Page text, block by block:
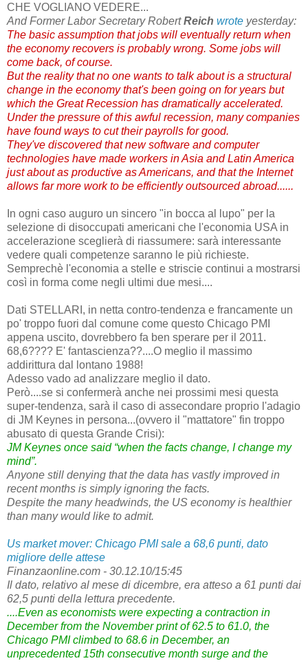
CHE VOGLIANO VEDERE...
And Former Labor Secretary RobertReich wrote yesterday:
The basic assumption that jobs will eventually return when
the economy recovers is probably wrong. Some jobs will
come back, of course.
But the reality that no one wants to talk about is a structural
change in the economy that's been going on for years but
which the Great Recession has dramatically accelerated.
Under the pressure of this awful recession, many companies
have found ways to cut their payrolls for good.
They've discovered that new software and computer
technologies have made workers in Asia and Latin America
just about as productive as Americans, and that the Internet
allows far more work to be efficiently outsourced abroad......
In ogni caso auguro un sincero "in bocca al lupo" per la
selezione di disoccupati americani che l'economia USA in
accelerazione sceglierà di riassumere: sarà interessante
vedere quali competenze saranno le più richieste.
Semprechè l'economia a stelle e striscie continui a mostrarsi
così in forma come negli ultimi due mesi....
Dati STELLARI, in netta contro-tendenza e francamente un
po' troppo fuori dal comune come questo Chicago PMI
appena uscito, dovrebbero fa ben sperare per il 2011.
68,6???? E' fantascienza??....O meglio il massimo
addirittura dal lontano 1988!
Adesso vado ad analizzare meglio il dato.
Però....se si confermerà anche nei prossimi mesi questa
super-tendenza, sarà il caso di assecondare proprio l'adagio
di JM Keynes in persona...(ovvero il "mattatore" fin troppo
abusato di questa Grande Crisi):
JM Keynes once said “when the facts change, I change my
mind”.
Anyone still denying that the data has vastly improved in
recent months is simply ignoring the facts.
Despite the many headwinds, the US economy is healthier
than many would like to admit.
Us market mover: Chicago PMI sale a 68,6 punti, dato
migliore delle attese
Finanzaonline.com - 30.12.10/15:45
Il dato, relativo al mese di dicembre, era atteso a 61 punti dai
62,5 punti della lettura precedente.
....Even as economists were expecting a contraction in
December from the November print of 62.5 to 61.0, the
Chicago PMI climbed to 68.6 in December, an
unprecedented 15th consecutive month surge and the